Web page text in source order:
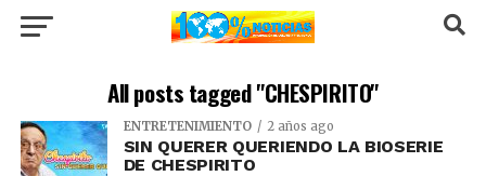
All posts tagged "CHESPIRITO"
ENTRETENIMIENTO 2 años ago
SIN QUERER QUERIENDO LA BIOSERIE
DE CHESPIRITO